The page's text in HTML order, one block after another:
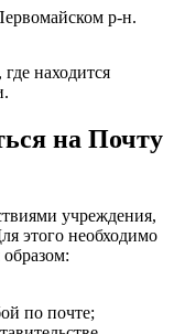
р-н.
находится
на Почту
учреждения,
этого необходимо
по почте;